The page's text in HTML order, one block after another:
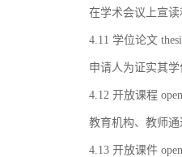
在学术会议上宣
4.11 学位论文
申请人为证实其
4.12 开放课程
教育机构、教师
4.13 开放课件